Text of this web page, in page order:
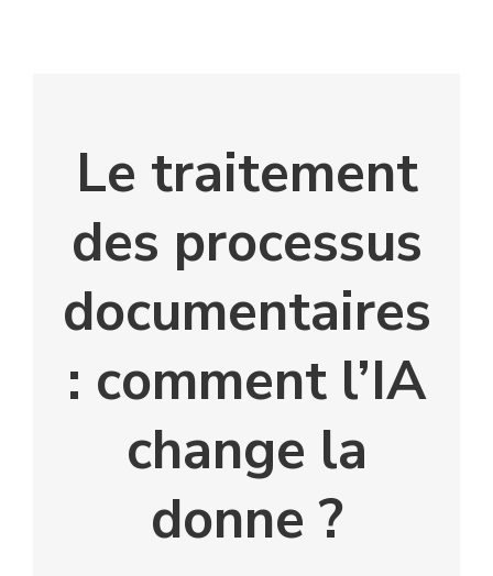
Le traitement
des processus
documentaires
: comment l’IA
change la
donne ?